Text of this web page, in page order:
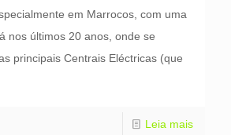
em Marrocos, com uma
nos últimos 20 anos, onde se
principais Centrais Eléctricas (que
Leia mais